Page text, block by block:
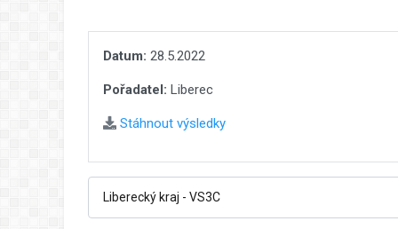
Datum: 28.5.2022
Pořadatel: Liberec
Stáhnout výsledky